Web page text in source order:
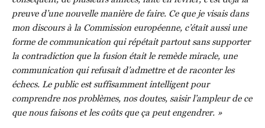
preuve d’une nouvelle manière de faire. Ce que je visais dans
mon discours à la Commission européenne, c’était aussi une
forme de communication qui répétait partout sans supporter
la contradiction que la fusion était le remède miracle, une
communication qui refusait d’admettre et de raconter les
échecs. Le public est suffisamment intelligent pour
comprendre nos problèmes, nos doutes, saisir l’ampleur de ce
que nous faisons et les coûts que ça peut engendrer. »